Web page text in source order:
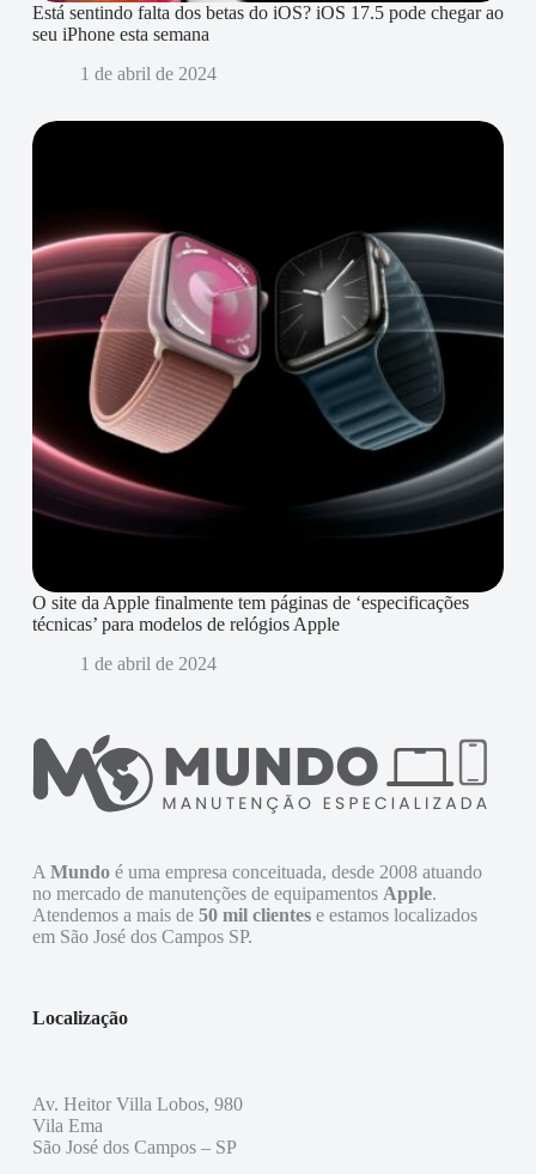
Está sentindo falta dos betas do iOS? iOS 17.5 pode chegar ao
seu iPhone esta semana
1 de abril de 2024
O site da Apple finalmente tem páginas de ‘especificações
técnicas’ para modelos de relógios Apple
1 de abril de 2024
A Mundoé uma empresa conceituada, desde 2008 atuando
no mercado de manutenções de equipamentos Apple.
Atendemos a mais de 50 mil clientese estamos localizados
em São José dos Campos SP.
Localização
Av. Heitor Villa Lobos, 980
Vila Ema
São José dos Campos – SP